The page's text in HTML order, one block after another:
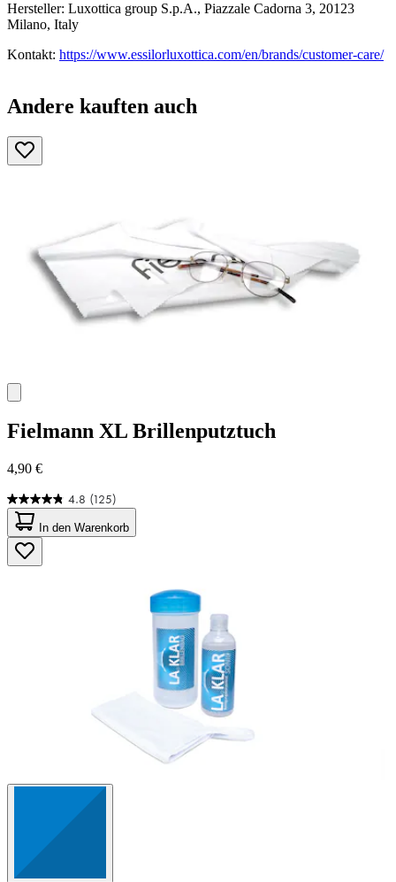
Hersteller: Luxottica group S.p.A., Piazzale Cadorna 3, 20123
Milano, Italy
Kontakt: https://www.essilorluxottica.com/en/brands/customer-care/
Andere kauften auch
Fielmann XL Brillenputztuch
4,90 €
4.8 (125)
4.8
von
5
Sternen.
125
In den Warenkorb